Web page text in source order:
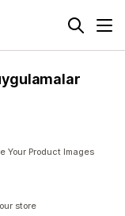
Your Product Images
store